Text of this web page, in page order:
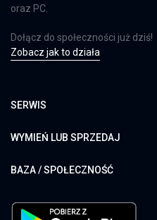
oraz PC.
Dołącz do społeczności już dziś!
Zobacz jak to działa
SERWIS
WYMIEŃ LUB SPRZEDAJ
BAZA / SPOŁECZNOŚĆ